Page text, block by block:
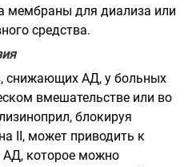
мембраны для диализа или
средства.
снижающих АД, у больных
вмешательстве или во
блокируя
II, может приводить к
которое можно